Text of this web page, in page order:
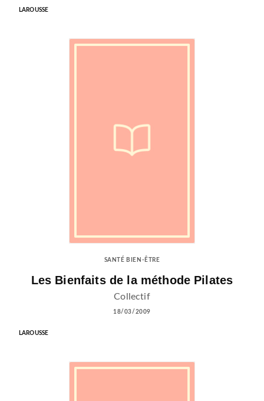
LAROUSSE
SANTÉ BIEN-ÊTRE
Les Bienfaits de la méthode Pilates
Collectif
18/03/2009
LAROUSSE